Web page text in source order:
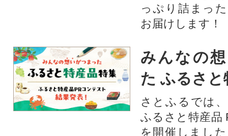
っぷり詰まっ
お届けします！
みんなの
た ふるさと
さとふるでは
ふるさと特産品
を開催しまし